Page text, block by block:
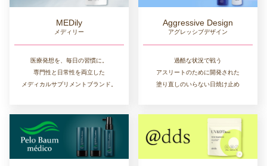
MEDily
メディリー
医療発想を、毎日の習慣に。
専門性と日常性を両立した
メディカルサプリメントブランド。
Aggressive Design
アグレッシブデザイン
過酷な状況で戦う
アスリートのために開発された
塗り直しのいらない日焼け止め